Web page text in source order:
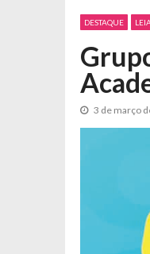
DESTAQUE
3 de março